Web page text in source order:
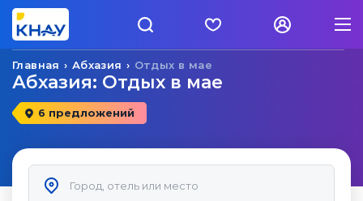
Отдых в мае
Абхазия
Главная
Абхазия: Отдых в мае
6 предложений